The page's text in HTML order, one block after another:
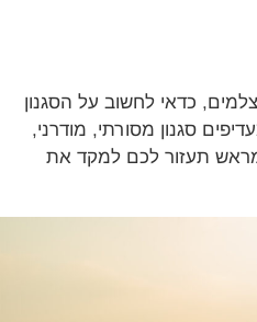
כדאי לחשוב על הסגנון
מסורתי, מודרני,
תעזור לכם למקד את